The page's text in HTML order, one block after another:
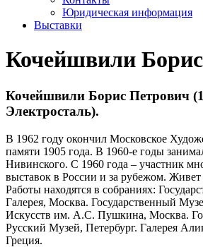
Юридическая информация
Выставки
Кочейшвили
Кочейшвили Борис Петрович
Электросталь).
В 1962 году окончил Московское
памяти 1905 года. В 1960-е годы
Нивинского. С 1960 года – участник
выставок в России и за рубежом. Живет
Работы находятся в собраниях:
Галерея, Москва. Государственный
Искусств им. А.С. Пушкина, Москва.
Русский Музей, Петербург. Галерея
Греция.